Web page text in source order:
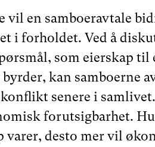
vil en samboeravtale
i forholdet. Ved å
som eierskap til
kan samboerne
senere i
forutsigbarhet.
varer, desto mer vil